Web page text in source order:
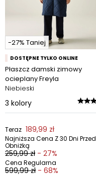
-27% Taniej
DOSTĘPNE TYLKO ONLINE
Płaszcz damski zimowy
ocieplany Freyla
Niebieski
3 kolory
Teraz 189,99 zł
Najniższa Cena Z 30 Dni Przed
Obniżką
259,99 zł - 27%
Cena Regularna
599,99 zł - 68%